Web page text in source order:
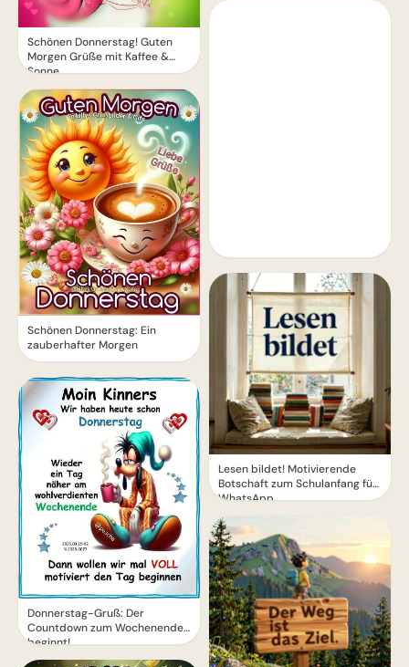
Schönen Donnerstag! Guten
Morgen Grüße mit Kaffee &
Sonne
Schönen Donnerstag: Ein
zauberhafter Morgen
Donnerstag-Gruß: Der
Countdown zum Wochenende
beginnt!
Lesen bildet! Motivierende
Botschaft zum Schulanfang für
WhatsApp